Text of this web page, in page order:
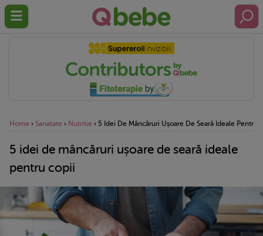
Home › Sanatate › Nutritie › 5 Idei De Mâncăruri Ușoare De Seară Ideale Pentru
5 idei de mâncăruri ușoare de seară ideale
pentru copii